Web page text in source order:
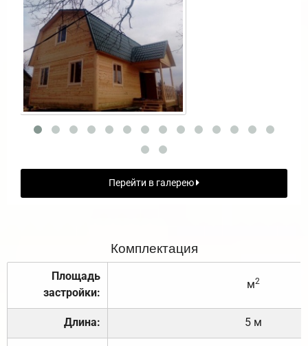
Перейти в галерею
Комплектация
Площадь
застройки:
м2
Длина: 5 м